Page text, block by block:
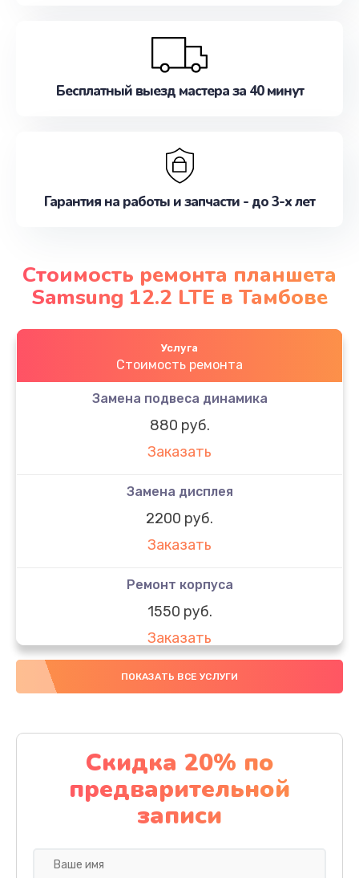
Бесплатный выезд мастера за 40 минут
Гарантия на работы и запчасти - до 3-х лет
Стоимость ремонта планшета
Samsung 12.2 LTE в Тамбове
Услуга
Стоимость ремонта
Замена подвеса динамика
880 руб.
Заказать
Замена дисплея
2200 руб.
Заказать
Ремонт корпуса
1550 руб.
Заказать
Настройка
Заказать
Ремонт кнопки
1200 руб.
Заказать
ПОКАЗАТЬ ВСЕ УСЛУГИ
Скидка 20% по
предварительной
записи